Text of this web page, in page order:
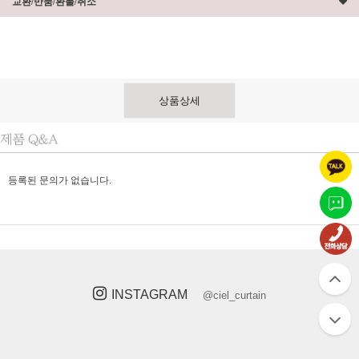
상품상세
등록된 문의가 없습니다.
INSTAGRAM @ciel_curtain